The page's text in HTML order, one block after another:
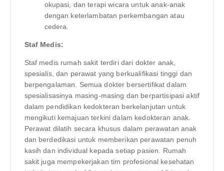
okupasi, dan terapi wicara untuk anak-anak
dengan keterlambatan perkembangan atau
cedera.
Staf Medis:
Staf medis rumah sakit terdiri dari dokter anak,
spesialis, dan perawat yang berkualifikasi tinggi dan
berpengalaman. Semua dokter bersertifikat dalam
spesialisasinya masing-masing dan berpartisipasi aktif
dalam pendidikan kedokteran berkelanjutan untuk
mengikuti kemajuan terkini dalam kedokteran anak.
Perawat dilatih secara khusus dalam perawatan anak
dan berdedikasi untuk memberikan perawatan penuh
kasih dan individual kepada setiap pasien. Rumah
sakit juga mempekerjakan tim profesional kesehatan